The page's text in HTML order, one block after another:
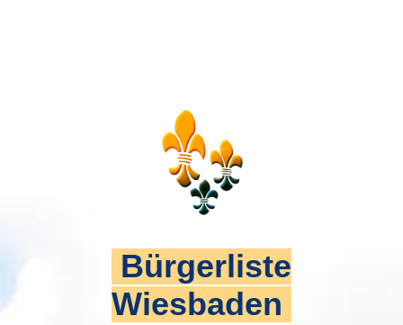
Bürgerliste
Wiesbaden